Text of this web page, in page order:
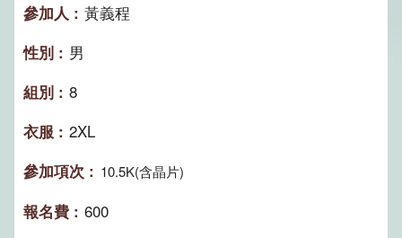
黃義程
男
8
2XL
10.5K(含晶片)
600